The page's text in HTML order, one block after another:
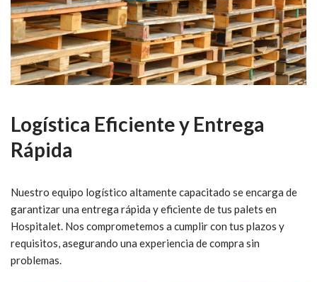
Logística Eficiente y Entrega
Rápida
Nuestro equipo logístico altamente capacitado se encarga de
garantizar una entrega rápida y eficiente de tus palets en
Hospitalet. Nos comprometemos a cumplir con tus plazos y
requisitos, asegurando una experiencia de compra sin
problemas.